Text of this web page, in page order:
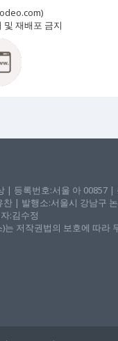
재배포 금지
| 등록번호:서울 아 00857 |
| 발행소:서울시 강남구 논
:김수정
저작권법의 보호에 따라